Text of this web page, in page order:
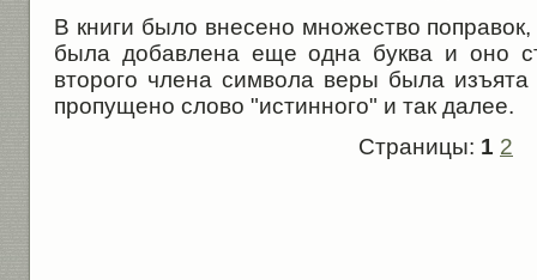
В книги было внесено множество
была добавлена еще одна буква и оно
второго члена символа веры была
пропущено слово "истинного" и так далее.
Страницы: 1 2